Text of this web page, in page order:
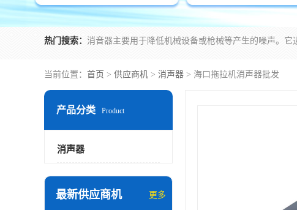
热门搜索：
当前位置： 首页 > 供应商机 > 消声器 > 海口拖拉机消声器批发
产品分类 Product
消声器
最新供应商机 更多